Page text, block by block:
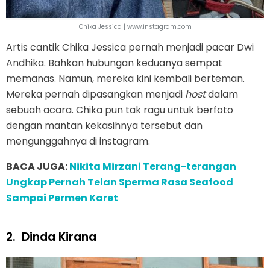
Chika Jessica | www.instagram.com
Artis cantik Chika Jessica pernah menjadi pacar Dwi
Andhika. Bahkan hubungan keduanya sempat
memanas. Namun, mereka kini kembali berteman.
Mereka pernah dipasangkan menjadi hostdalam
sebuah acara. Chika pun tak ragu untuk berfoto
dengan mantan kekasihnya tersebut dan
mengunggahnya di instagram.
BACA JUGA:Nikita Mirzani Terang-terangan
Ungkap Pernah Telan Sperma Rasa Seafood
Sampai Permen Karet
2. Dinda Kirana